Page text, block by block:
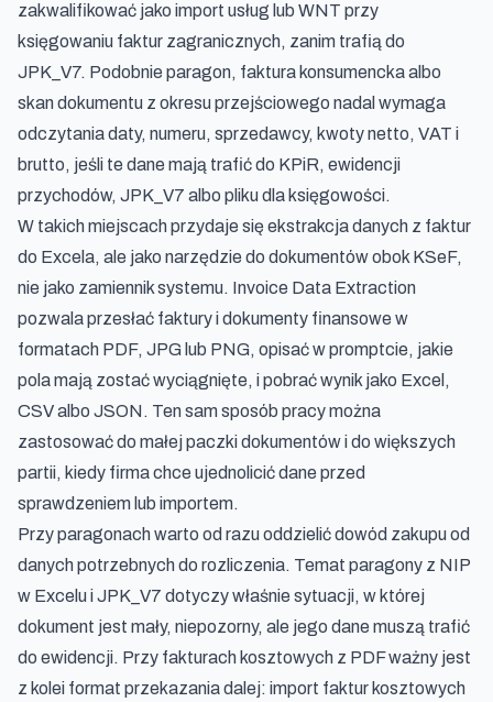
zakwalifikować jako import usług lub WNT przy
księgowaniu faktur zagranicznych, zanim trafią do
JPK_V7. Podobnie paragon, faktura konsumencka albo
skan dokumentu z okresu przejściowego nadal wymaga
odczytania daty, numeru, sprzedawcy, kwoty netto, VAT i
brutto, jeśli te dane mają trafić do KPiR, ewidencji
przychodów, JPK_V7 albo pliku dla księgowości.
W takich miejscach przydaje się ekstrakcja danych z faktur
do Excela, ale jako narzędzie do dokumentów obok KSeF,
nie jako zamiennik systemu. Invoice Data Extraction
pozwala przesłać faktury i dokumenty finansowe w
formatach PDF, JPG lub PNG, opisać w promptcie, jakie
pola mają zostać wyciągnięte, i pobrać wynik jako Excel,
CSV albo JSON. Ten sam sposób pracy można
zastosować do małej paczki dokumentów i do większych
partii, kiedy firma chce ujednolicić dane przed
sprawdzeniem lub importem.
Przy paragonach warto od razu oddzielić dowód zakupu od
danych potrzebnych do rozliczenia. Temat paragony z NIP
w Excelu i JPK_V7 dotyczy właśnie sytuacji, w której
dokument jest mały, niepozorny, ale jego dane muszą trafić
do ewidencji. Przy fakturach kosztowych z PDF ważny jest
z kolei format przekazania dalej: import faktur kosztowych